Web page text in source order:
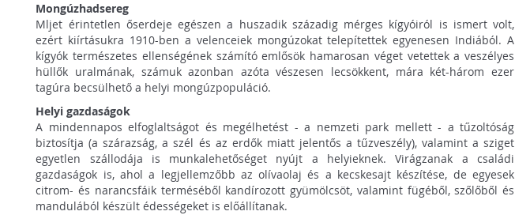
Mongúzhadsereg
Mljet érintetlen őserdeje egészen a huszadik századig mérges kígyóiról is ismert volt,
ezért kiírtásukra 1910-ben a velenceiek mongúzokat telepítettek egyenesen Indiából. A
kígyók természetes ellenségének számító emlősök hamarosan véget vetettek a veszélyes
hüllők uralmának, számuk azonban azóta vészesen lecsökkent, mára két-három ezer
tagúra becsülhető a helyi mongúzpopuláció.
Helyi gazdaságok
A mindennapos elfoglaltságot és megélhetést - a nemzeti park mellett - a tűzoltóság
biztosítja (a szárazság, a szél és az erdők miatt jelentős a tűzveszély), valamint a sziget
egyetlen szállodája is munkalehetőséget nyújt a helyieknek. Virágzanak a családi
gazdaságok is, ahol a legjellemzőbb az olívaolaj és a kecskesajt készítése, de egyesek
citrom- és narancsfáik terméséből kandírozott gyümölcsöt, valamint fügéből, szőlőből és
mandulából készült édességeket is előállítanak.